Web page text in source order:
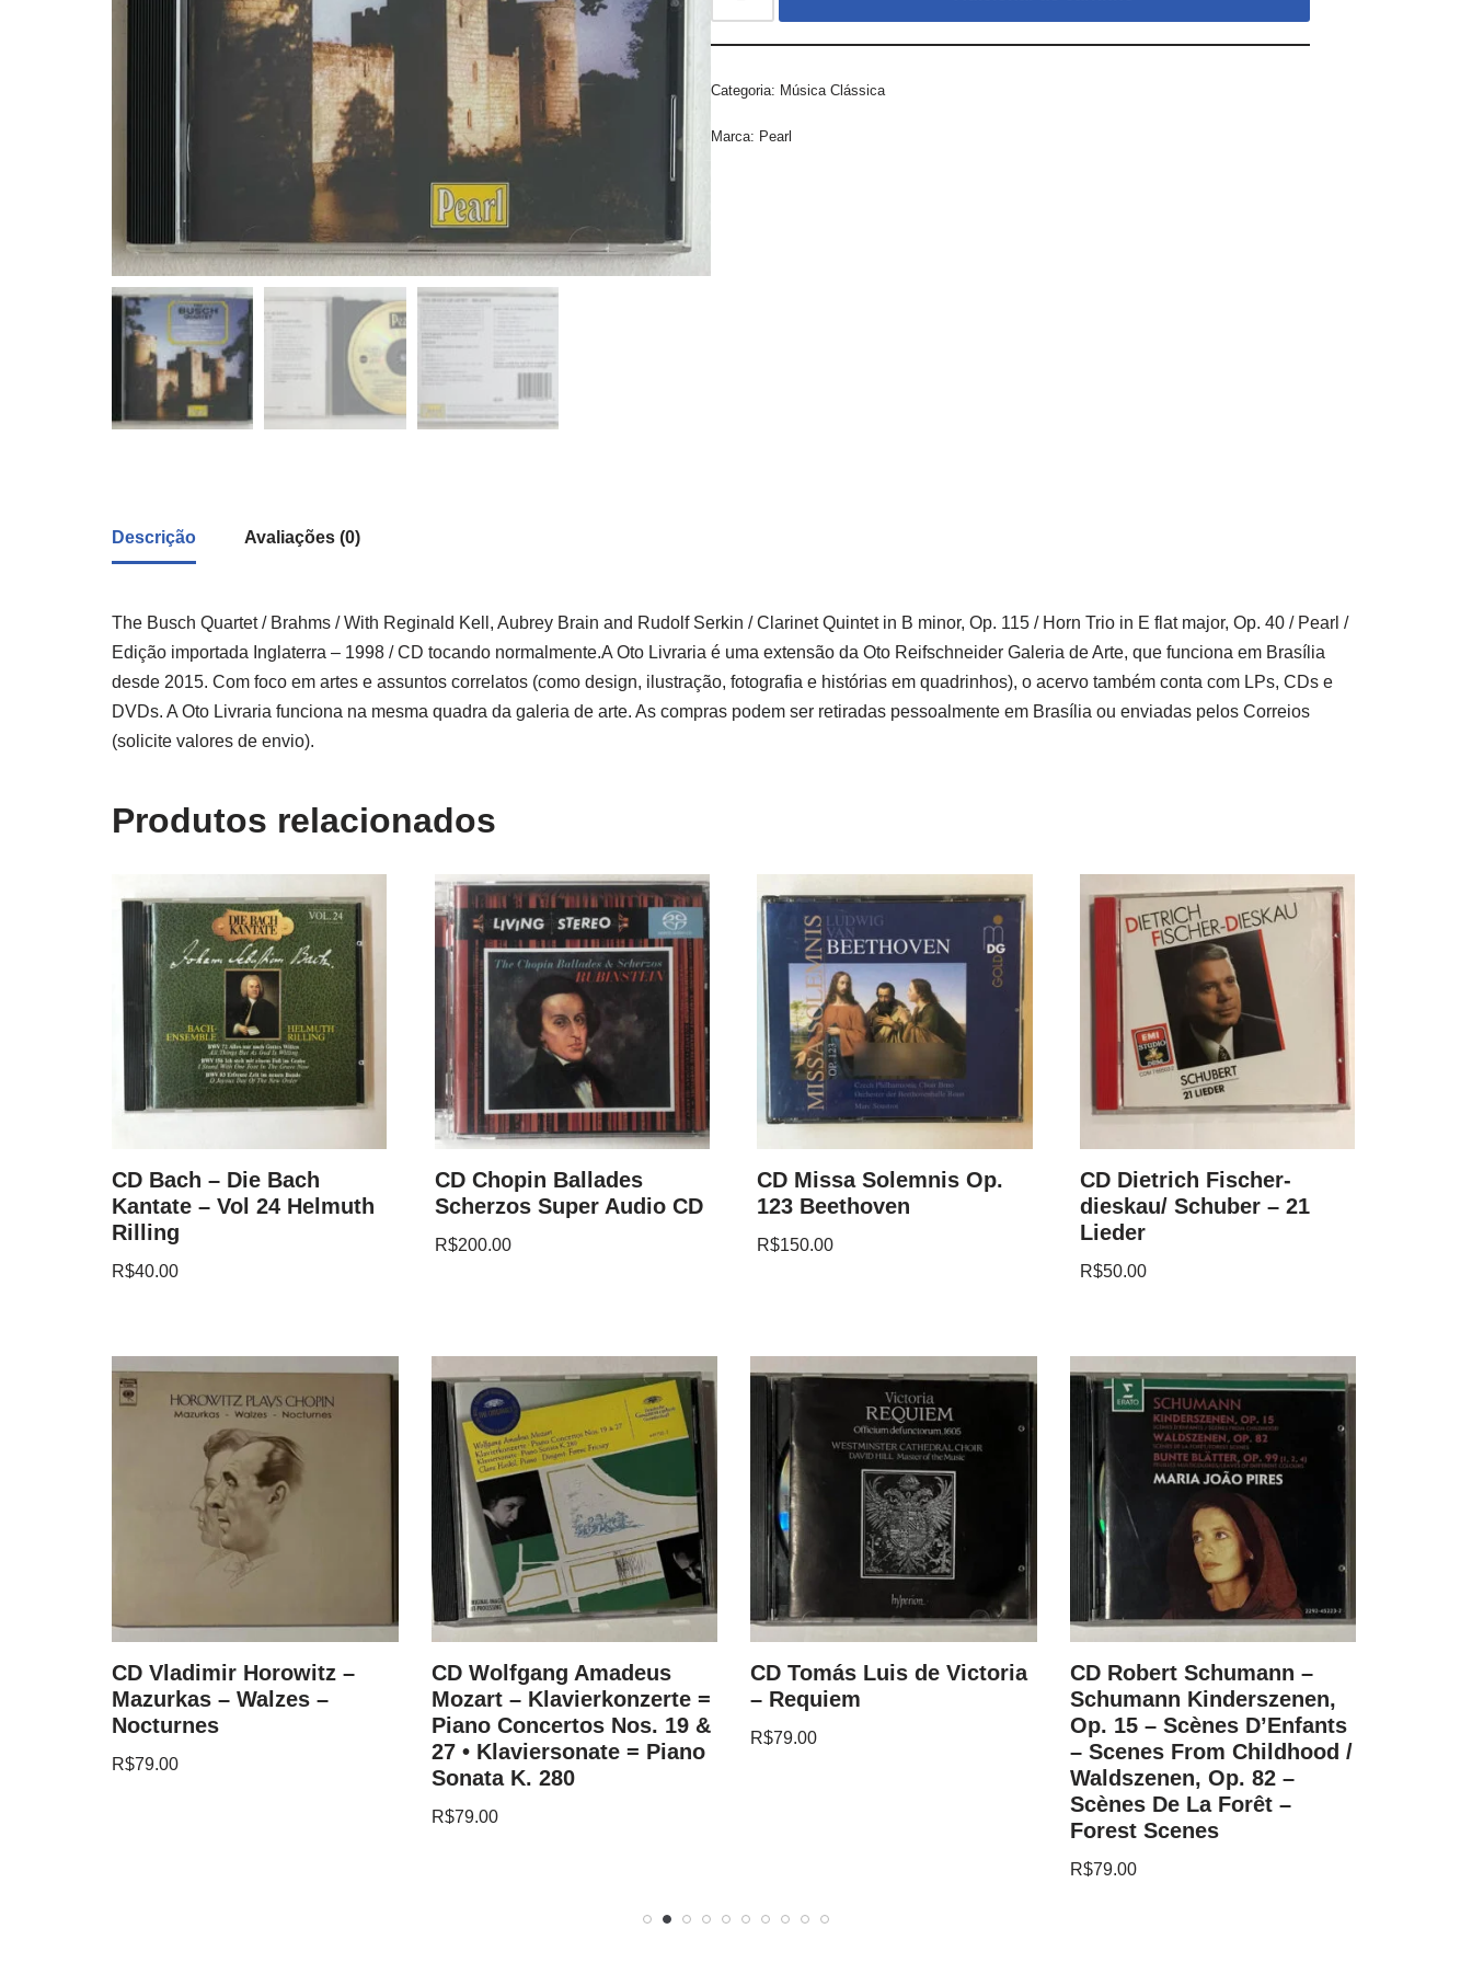
Categoria: Música Clássica
Marca: Pearl
Descrição Avaliações (0)
The Busch Quartet / Brahms / With Reginald Kell, Aubrey Brain and Rudolf Serkin / Clarinet Quintet in B minor, Op. 115 / Horn Trio in E flat major, Op. 40 / Pearl /
Edição importada Inglaterra – 1998 / CD tocando normalmente.A Oto Livraria é uma extensão da Oto Reifschneider Galeria de Arte, que funciona em Brasília
desde 2015. Com foco em artes e assuntos correlatos (como design, ilustração, fotografia e histórias em quadrinhos), o acervo também conta com LPs, CDs e
DVDs. A Oto Livraria funciona na mesma quadra da galeria de arte. As compras podem ser retiradas pessoalmente em Brasília ou enviadas pelos Correios
(solicite valores de envio).
Produtos relacionados
CD Bach – Die Bach
Kantate – Vol 24 Helmuth
Rilling
R$40.00
CD Chopin Ballades
Scherzos Super Audio CD
R$200.00
CD Missa Solemnis Op.
123 Beethoven
R$150.00
CD Dietrich Fischer-
dieskau/ Schuber – 21
Lieder
R$50.00
CD Vladimir Horowitz –
Mazurkas – Walzes –
Nocturnes
R$79.00
CD Wolfgang Amadeus
Mozart – Klavierkonzerte =
Piano Concertos Nos. 19 &
27 • Klaviersonate = Piano
Sonata K. 280
R$79.00
CD Tomás Luis de Victoria
– Requiem
R$79.00
CD Robert Schumann –
Schumann Kinderszenen,
Op. 15 – Scènes D’Enfants
– Scenes From Childhood /
Waldszenen, Op. 82 –
Scènes De La Forêt –
Forest Scenes
R$79.00